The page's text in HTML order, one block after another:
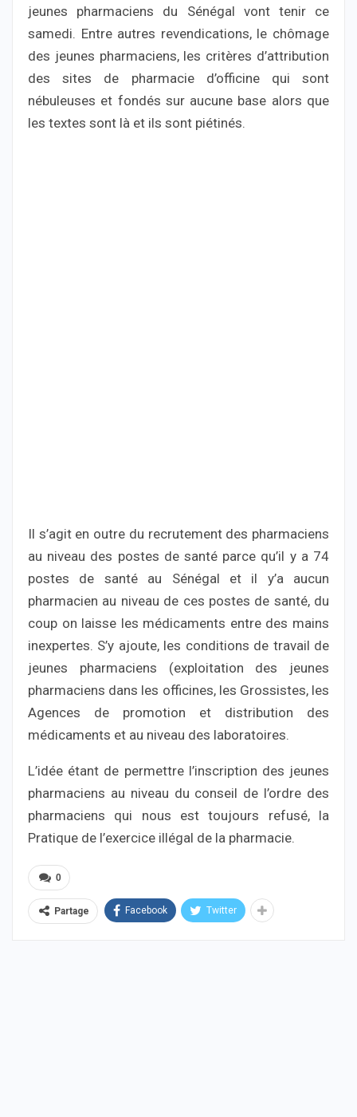
jeunes pharmaciens du Sénégal vont tenir ce
samedi. Entre autres revendications, le chômage
des jeunes pharmaciens, les critères d’attribution
des sites de pharmacie d’officine qui sont
nébuleuses et fondés sur aucune base alors que
les textes sont là et ils sont piétinés.
Il s’agit en outre du recrutement des pharmaciens
au niveau des postes de santé parce qu’il y a 74
postes de santé au Sénégal et il y’a aucun
pharmacien au niveau de ces postes de santé, du
coup on laisse les médicaments entre des mains
inexpertes. S’y ajoute, les conditions de travail de
jeunes pharmaciens (exploitation des jeunes
pharmaciens dans les officines, les Grossistes, les
Agences de promotion et distribution des
médicaments et au niveau des laboratoires.
L’idée étant de permettre l’inscription des jeunes
pharmaciens au niveau du conseil de l’ordre des
pharmaciens qui nous est toujours refusé, la
Pratique de l’exercice illégal de la pharmacie.
0
Partage Facebook Twitter